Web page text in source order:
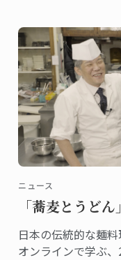
ニュース
「蕎麦とうど
日本の伝統的な麺
オンラインで学ぶ